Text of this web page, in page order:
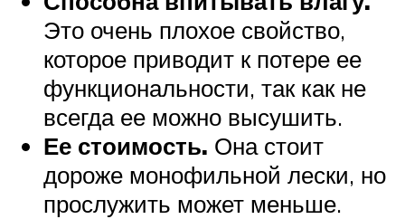
Это очень плохое свойство,
которое приводит к потере ее
функциональности, так как не
всегда ее можно высушить.
Ее стоимость. Она стоит
дороже монофильной лески, но
прослужить может меньше.